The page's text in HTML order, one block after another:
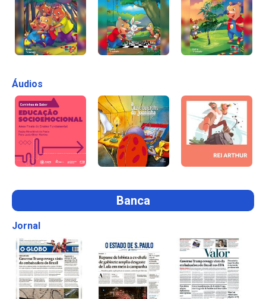
Áudios
Banca
Jornal